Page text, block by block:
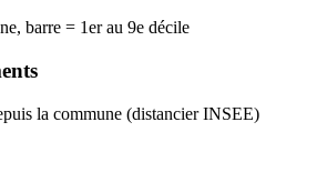
barre = 1er au 9e décile
la commune (distancier INSEE)